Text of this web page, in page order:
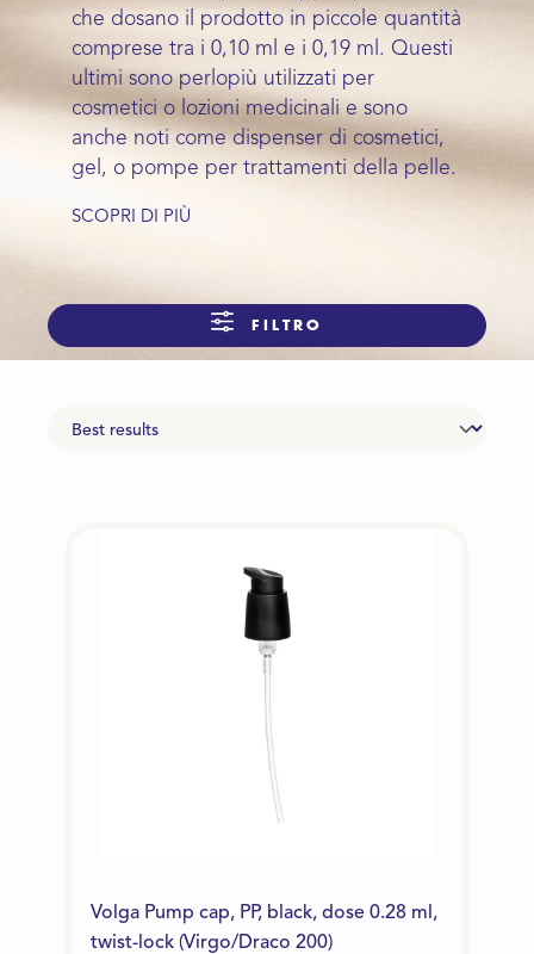
che dosano il prodotto in piccole quantità
comprese tra i 0,10 ml e i 0,19 ml. Questi
ultimi sono perlopiù utilizzati per
cosmetici o lozioni medicinali e sono
anche noti come dispenser di cosmetici,
gel, o pompe per trattamenti della pelle.
SCOPRI DI PIÙ
FILTRO
Volga Pump cap, PP, black, dose 0.28 ml,
twist-lock (Virgo/Draco 200)